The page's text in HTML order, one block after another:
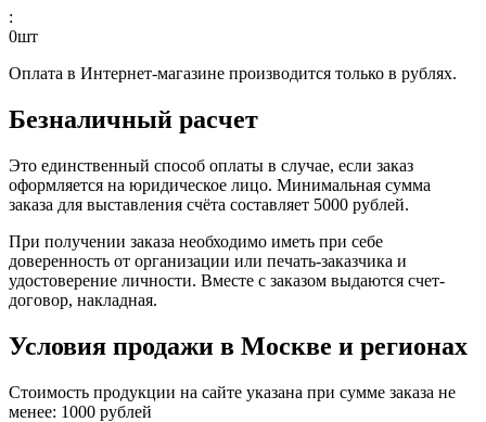
:
0шт
Оплата в Интернет-магазине производится только в рублях.
Безналичный расчет
Это единственный способ оплаты в случае, если заказ
оформляется на юридическое лицо. Минимальная сумма
заказа для выставления счёта составляет 5000 рублей.
При получении заказа необходимо иметь при себе
доверенность от организации или печать-заказчика и
удостоверение личности. Вместе с заказом выдаются счет-
договор, накладная.
Условия продажи в Москве и регионах
Стоимость продукции на сайте указана при сумме заказа не
менее: 1000 рублей